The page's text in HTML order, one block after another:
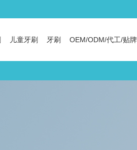
儿童牙刷 牙刷 OEM/ODM/代工/贴牌